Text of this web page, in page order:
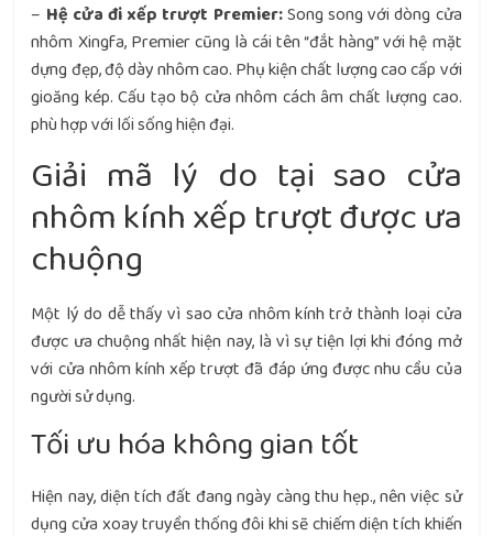
– Hệ cửa đi xếp trượt Premier:Song song với dòng cửa
nhôm Xingfa, Premier cũng là cái tên “đắt hàng” với hệ mặt
dựng đẹp, độ dày nhôm cao. Phụ kiện chất lượng cao cấp với
gioăng kép. Cấu tạo bộ cửa nhôm cách âm chất lượng cao.
phù hợp với lối sống hiện đại.
Giải mã lý do tại sao cửa
nhôm kính xếp trượt được ưa
chuộng
Một lý do dễ thấy vì sao cửa nhôm kính trở thành loại cửa
được ưa chuộng nhất hiện nay, là vì sự tiện lợi khi đóng mở
với cửa nhôm kính xếp trượt đã đáp ứng được nhu cầu của
người sử dụng.
Tối ưu hóa không gian tốt
Hiện nay, diện tích đất đang ngày càng thu hẹp., nên việc sử
dụng cửa xoay truyền thống đôi khi sẽ chiếm diện tích khiến